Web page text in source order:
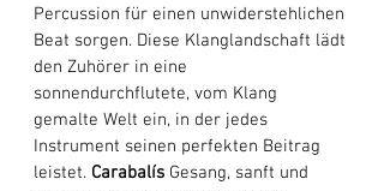
Percussion für einen unwiderstehlichen
Beat sorgen. Diese Klanglandschaft lädt
den Zuhörer in eine
sonnendurchflutete, vom Klang
gemalte Welt ein, in der jedes
Instrument seinen perfekten Beitrag
leistet. Carabalís Gesang, sanft und